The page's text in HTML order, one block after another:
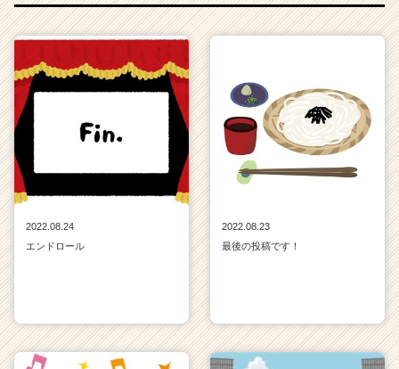
2022.08.24
エンドロール
2022.08.23
最後の投稿です！